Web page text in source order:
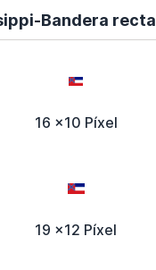
Bandera
16 x10 Píxel
19 x12 Píxel